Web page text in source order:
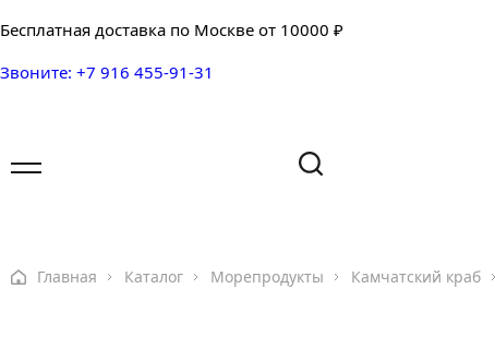
Бесплатная доставка по Москве от 10000 ₽
Звоните: +7 916 455-91-31
Главная Каталог Морепродукты Камчатский краб
Ваш вопрос